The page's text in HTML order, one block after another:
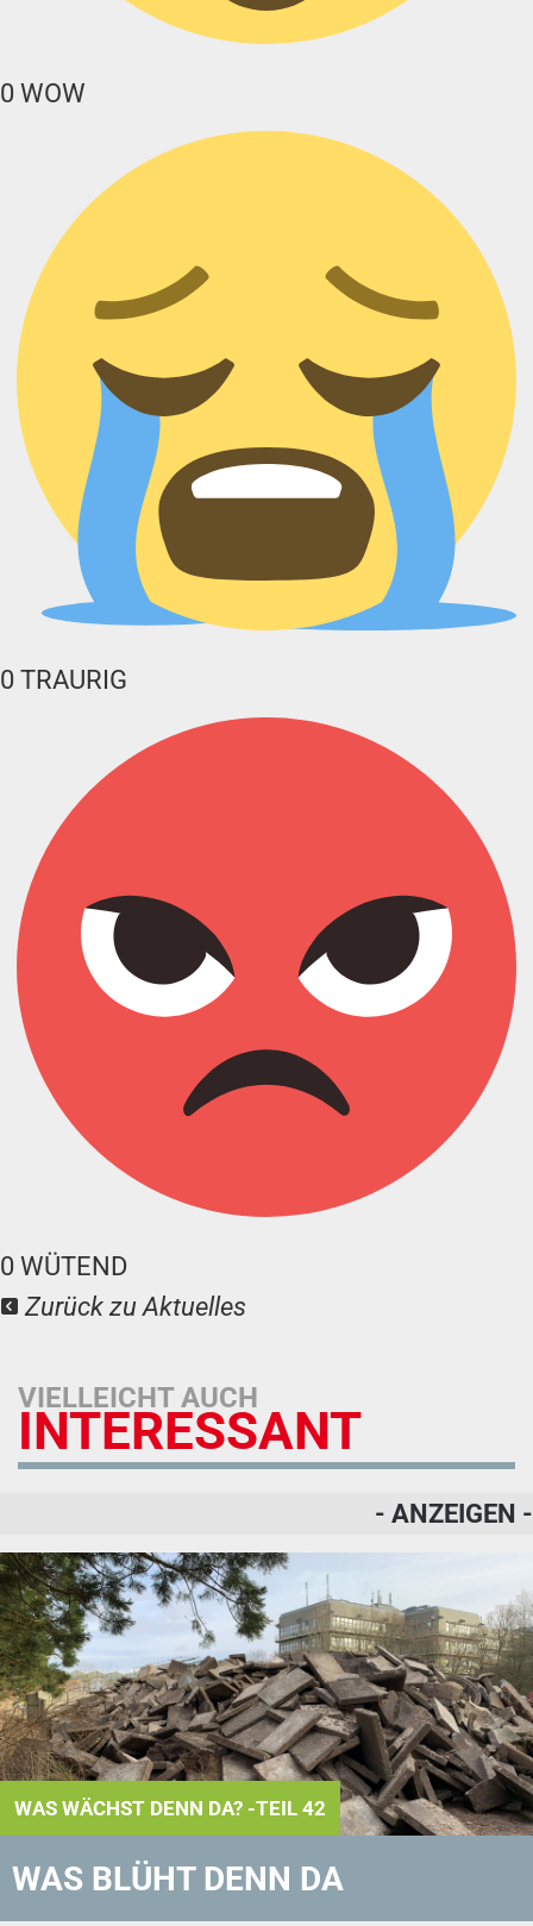
0 WOW
0 TRAURIG
0 WÜTEND
Zurück zu Aktuelles
VIELLEICHT AUCH
INTERESSANT
- ANZEIGEN -
WAS WÄCHST DENN DA? -TEIL 42
WAS BLÜHT DENN DA